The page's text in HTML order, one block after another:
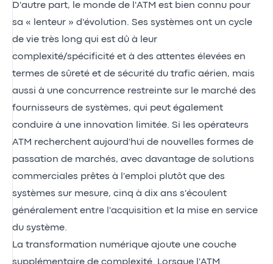
D'autre part, le monde de l'ATM est bien connu pour
sa « lenteur » d'évolution. Ses systèmes ont un cycle
de vie très long qui est dû à leur
complexité/spécificité et à des attentes élevées en
termes de sûreté et de sécurité du trafic aérien, mais
aussi à une concurrence restreinte sur le marché des
fournisseurs de systèmes, qui peut également
conduire à une innovation limitée. Si les opérateurs
ATM recherchent aujourd'hui de nouvelles formes de
passation de marchés, avec davantage de solutions
commerciales prêtes à l'emploi plutôt que des
systèmes sur mesure, cinq à dix ans s'écoulent
généralement entre l'acquisition et la mise en service
du système.
La transformation numérique ajoute une couche
supplémentaire de complexité. Lorsque l'ATM